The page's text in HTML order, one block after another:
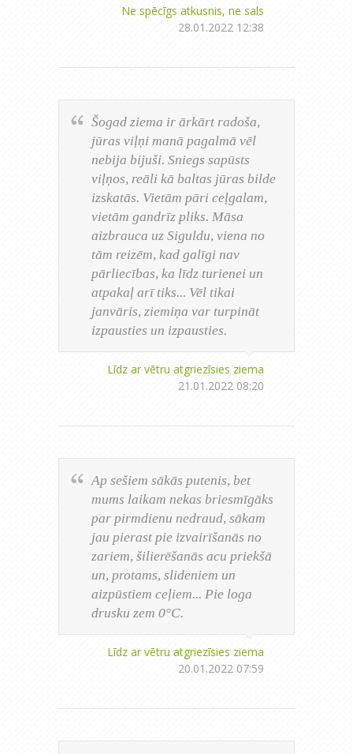
Ne spēcīgs atkusnis, ne sals
28.01.2022 12:38
Šogad ziema ir ārkārt radoša,
jūras viļņi manā pagalmā vēl
nebija bijuši. Sniegs sapūsts
viļņos, reāli kā baltas jūras bilde
izskatās. Vietām pāri ceļgalam,
vietām gandrīz pliks. Māsa
aizbrauca uz Siguldu, viena no
tām reizēm, kad galīgi nav
pārliecības, ka līdz turienei un
atpakaļ arī tiks... Vēl tikai
janvāris, ziemiņa var turpināt
izpausties un izpausties.
Līdz ar vētru atgriezīsies ziema
21.01.2022 08:20
Ap sešiem sākās putenis, bet
mums laikam nekas briesmīgāks
par pirmdienu nedraud, sākam
jau pierast pie izvairīšanās no
zariem, šilierēšanās acu priekšā
un, protams, slideniem un
aizpūstiem ceļiem... Pie loga
drusku zem 0°C.
Līdz ar vētru atgriezīsies ziema
20.01.2022 07:59